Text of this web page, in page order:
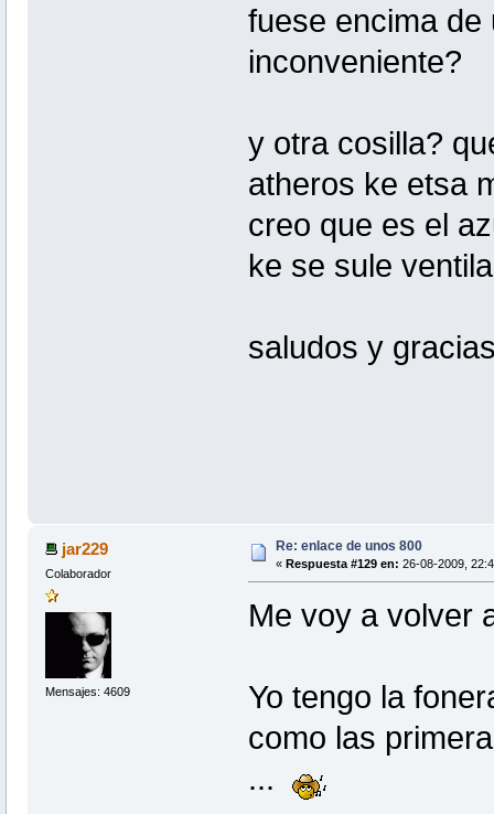
fuese encima de
inconveniente?
y otra cosilla?
atheros ke etsa
creo que es el
ke se sule
saludos y
jar229
Colaborador
Mensajes: 4609
Re: enlace de unos 800
« Respuesta #129 en: 26-08-2009,
Me voy a volver
Yo tengo la
como las
...